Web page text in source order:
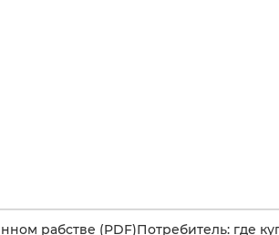
рабстве (PDF)Потребитель: где